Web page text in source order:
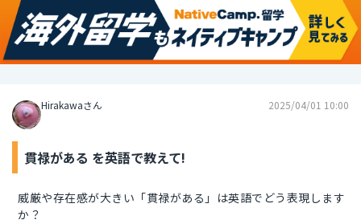
Hirakawaさん 2025/04/01 10:00
貫禄がある を英語で教えて!
威厳や存在感が大きい「貫禄がある」は英語でどう表現します
か？